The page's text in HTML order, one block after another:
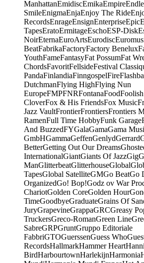
ManhattanEmidiscEmikaEmpire
SmileEnigmaEnjaEnjoy The Ride
RecordsEnrageEnsignEnterpriseEpic
TapesEratoErmitageEschoESP-Disk
NoirEternaEuroArtsEurodisc
BeatFabrikaFactoryFactory Benelux
YouthFameFantasyFat PossumFat
ChordsFavoritFellsideFestival
PandaFinlandiaFinngospelFire
DutchmanFlying HighFlying Nun
EuropeFMPFNRFontanaFood
CloverFox & His FriendsFox Music
Jazz VaultFrontierFrontiersFrontiers
RamenFull Time HobbyFunk Garage
And BuzzedFYGalaGamaGama
GmbHGammaGeffenGenlydGerrard
BetterGetting Out Our Dreams
InternationalGiantGiants Of JazzGig
ManGlitterbeatGlitterhouseGlobal
TapesGlobal SatelliteGMGo BeatGo
OrganizedGo! Bop!Godz ov War
ChariotGolden CoreGolden Hour
TimeGoodbyeGraduateGrains Of
JuryGrapevineGrappaGRCGreasy
TruckersGreco-RomanGreen Line
SabreGRPGruntGruppo Editoriale
FabbriGTOGuerssenGuess Who
RecordsHallmarkHammer Heart
BirdHarbourtownHarlekijnHarmonia